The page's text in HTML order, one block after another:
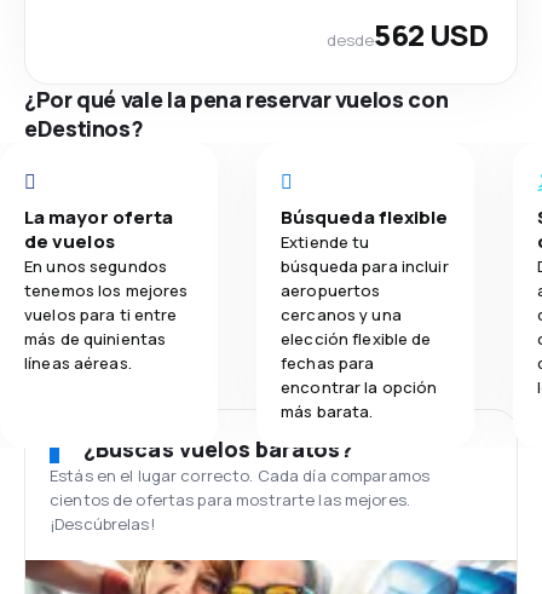
desde562 USD
¿Por qué vale la pena reservar vuelos con
eDestinos?
La mayor oferta
de vuelos
En unos segundos
tenemos los mejores
vuelos para ti entre
más de quinientas
líneas aéreas.
Búsqueda flexible
Extiende tu
búsqueda para incluir
aeropuertos
cercanos y una
elección flexible de
fechas para
encontrar la opción
más barata.
¿Buscas vuelos baratos?
Estás en el lugar correcto. Cada día comparamos
cientos de ofertas para mostrarte las mejores.
¡Descúbrelas!